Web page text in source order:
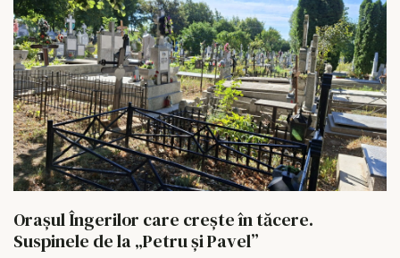
Orașul Îngerilor care crește în tăcere.
Suspinele de la „Petru și Pavel”